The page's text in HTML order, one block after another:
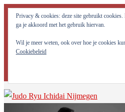
Judo Ryu Ichidai Nijmegen - Alle
optimaal tot ontwikkeling brengen!
Privacy & cookies: deze site gebruikt
ga je akkoord met het gebruik hiervan.
Wil je meer weten, ook over hoe je cookies
Cookiebeleid